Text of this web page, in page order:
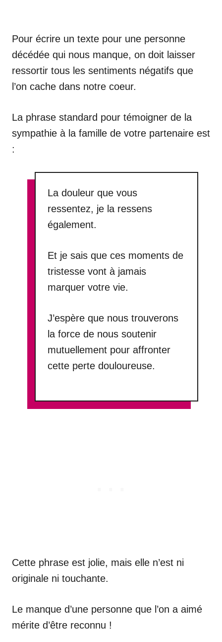
Pour écrire un texte pour une personne
décédée qui nous manque, on doit laisser
ressortir tous les sentiments négatifs que
l’on cache dans notre coeur.
La phrase standard pour témoigner de la
sympathie à la famille de votre partenaire est
:
La douleur que vous
ressentez, je la ressens
également.
Et je sais que ces moments de
tristesse vont à jamais
marquer votre vie.
J’espère que nous trouverons
la force de nous soutenir
mutuellement pour affronter
cette perte douloureuse.
Cette phrase est jolie, mais elle n’est ni
originale ni touchante.
Le manque d’une personne que l’on a aimé
mérite d’être reconnu !